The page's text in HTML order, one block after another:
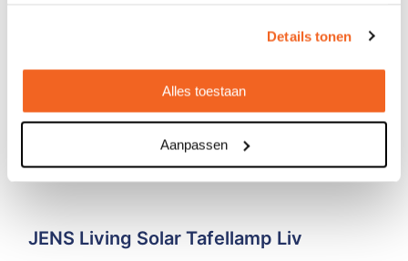
Details tonen
Alles toestaan
Aanpassen
JENS Living Solar Tafellamp Liv